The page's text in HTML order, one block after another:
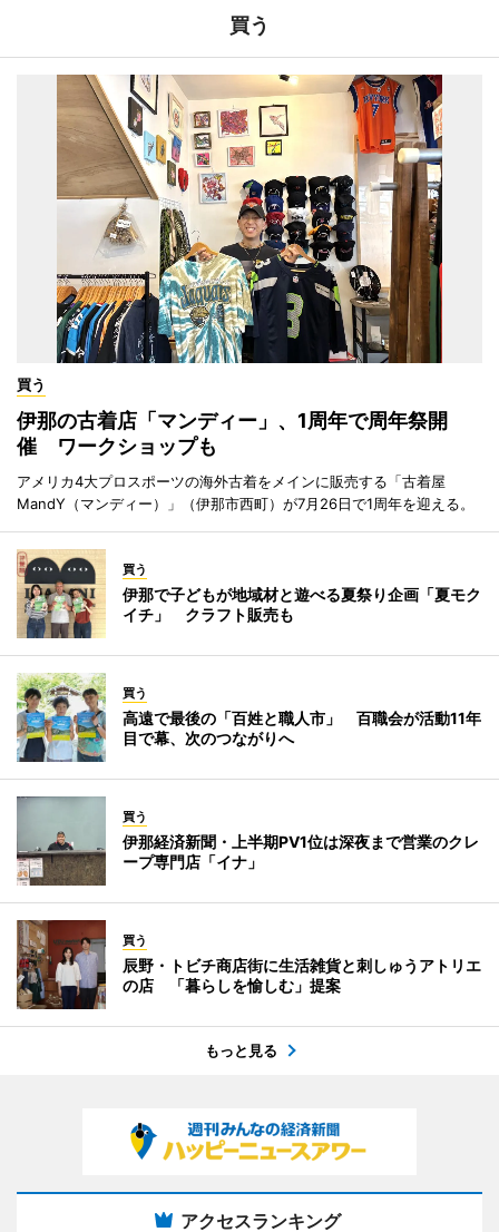
買う
買う
伊那の古着店「マンディー」、1周年で周年祭開
催 ワークショップも
アメリカ4大プロスポーツの海外古着をメインに販売する「古着屋
MandY（マンディー）」（伊那市西町）が7月26日で1周年を迎える。
買う
伊那で子どもが地域材と遊べる夏祭り企画「夏モク
イチ」 クラフト販売も
買う
高遠で最後の「百姓と職人市」 百職会が活動11年
目で幕、次のつながりへ
買う
伊那経済新聞・上半期PV1位は深夜まで営業のクレ
ープ専門店「イナ」
買う
辰野・トビチ商店街に生活雑貨と刺しゅうアトリエ
の店 「暮らしを愉しむ」提案
もっと見る
アクセスランキング